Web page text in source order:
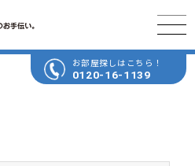
お部屋探しはこちら！
0120-16-1139